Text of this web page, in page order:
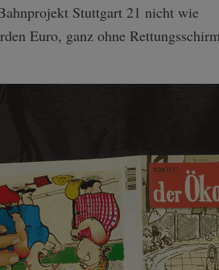
Stuttgart 21 nicht wie
Euro, ganz ohne